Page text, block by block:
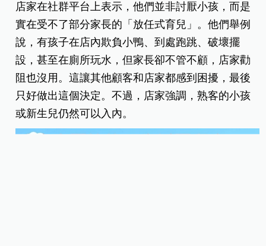
店家在社群平台上表示，他們並非討厭小孩，而是
實在受不了部分家長的「放任式育兒」。他們舉例
說，有孩子在店內欺負小鴨、到處跑跳、破壞擺
設，甚至在廁所玩水，但家長卻不管不顧，店家勸
阻也沒用。這讓其他顧客和店家都感到困擾，最後
只好做出這個決定。不過，店家強調，熟客的小孩
或新生兒仍然可以入內。